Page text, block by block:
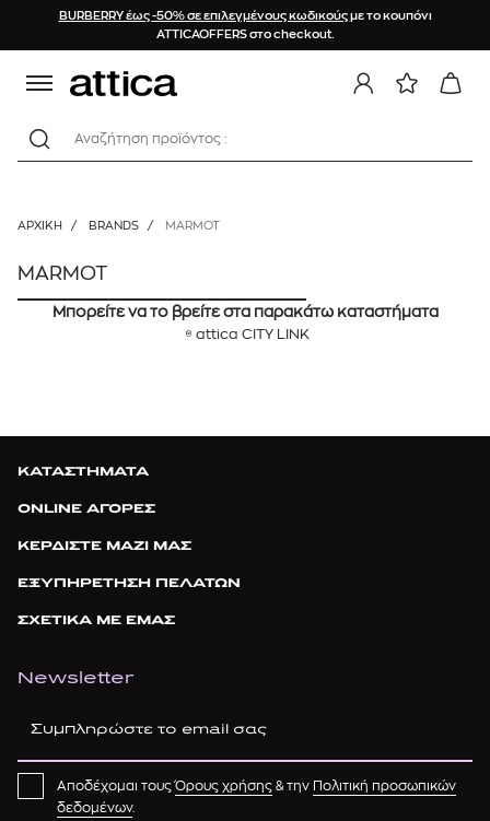
BURBERRY έως -50% σε επιλεγμένους κωδικούςμε το κουπόνι
ATTICAOFFERS στο checkout.
Αναζήτηση προϊόντος :
ΑΡΧΙΚΉ / BRANDS / MARMOT
MARMOT
Μπορείτε να το βρείτε στα παρακάτω καταστήματα
attica CITY LINK
ΚΑΤΑΣΤΗΜΑΤΑ
ONLINE ΑΓΟΡΕΣ
ΚΕΡΔΙΣΤΕ ΜΑΖΙ ΜΑΣ
ΕΞΥΠΗΡΕΤΗΣΗ ΠΕΛΑΤΩΝ
ΣΧΕΤΙΚΑ ΜΕ ΕΜΑΣ
Newsletter
Αποδέχομαι τουςΌρους χρήσης & την Πολιτική προσωπικών
δεδομένων.